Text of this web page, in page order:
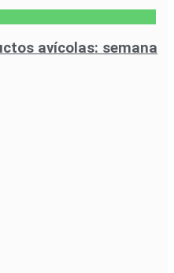
avícolas: semana